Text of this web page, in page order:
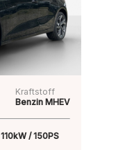
Kraftstoff
Benzin MHEV
110kW / 150PS